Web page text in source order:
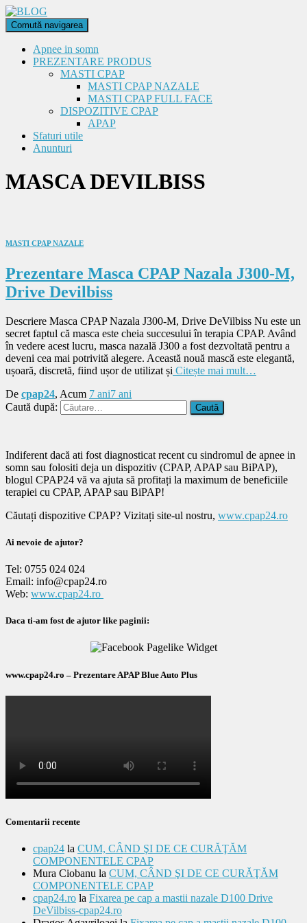
Comută navigarea
Apnee in somn
PREZENTARE PRODUS
MASTI CPAP
MASTI CPAP NAZALE
MASTI CPAP FULL FACE
DISPOZITIVE CPAP
APAP
Sfaturi utile
Anunturi
MASCA DEVILBISS
MASTI CPAP NAZALE
Prezentare Masca CPAP Nazala J300-M,
Drive Devilbiss
Descriere Masca CPAP Nazala J300-M, Drive DeVilbiss Nu este un
secret faptul că masca este cheia succesului în terapia CPAP. Având
în vedere acest lucru, masca nazală J300 a fost dezvoltată pentru a
deveni cea mai potrivită alegere. Această nouă mască este elegantă,
ușoară, discretă, fiind ușor de utilizat și Citește mai mult…
De cpap24, Acum 7 ani7 ani
Caută după:
Indiferent dacă ati fost diagnosticat recent cu sindromul de apnee in
somn sau folositi deja un dispozitiv (CPAP, APAP sau BiPAP),
blogul CPAP24 vă va ajuta să profitați la maximum de beneficiile
terapiei cu CPAP, APAP sau BiPAP!
Căutați dispozitive CPAP? Vizitați site-ul nostru, www.cpap24.ro
Ai nevoie de ajutor?
Tel: 0755 024 024
Email: info@cpap24.ro
Web: www.cpap24.ro
Daca ti-am fost de ajutor like paginii:
www.cpap24.ro – Prezentare APAP Blue Auto Plus
Comentarii recente
cpap24 la CUM, CÂND ŞI DE CE CURĂŢĂM
COMPONENTELE CPAP
Mura Ciobanu la CUM, CÂND ŞI DE CE CURĂŢĂM
COMPONENTELE CPAP
cpap24.ro la Fixarea pe cap a mastii nazale D100 Drive
DeVilbiss-cpap24.ro